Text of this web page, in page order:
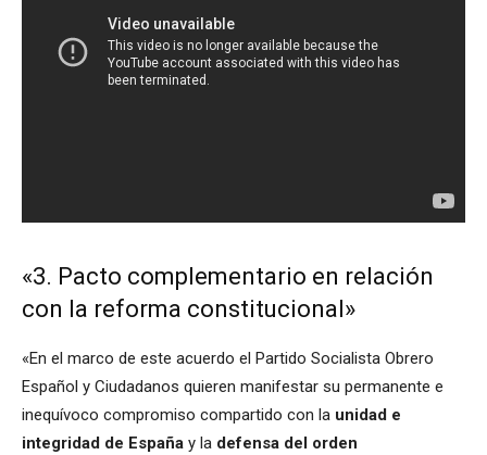
«3. Pacto complementario en relación
con la reforma constitucional»
«En el marco de este acuerdo el Partido Socialista Obrero
Español y Ciudadanos quieren manifestar su permanente e
inequívoco compromiso compartido con la unidad e
integridad de España y la defensa del orden